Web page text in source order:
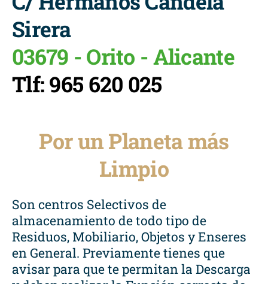
Sirera
03679 - Orito - Alicante
Tlf: 965 620 025
Por un Planeta más
Limpio
Son centros Selectivos de
almacenamiento de todo tipo de
Residuos, Mobiliario, Objetos y Enseres
en General. Previamente tienes que
avisar para que te permitan la Descarga